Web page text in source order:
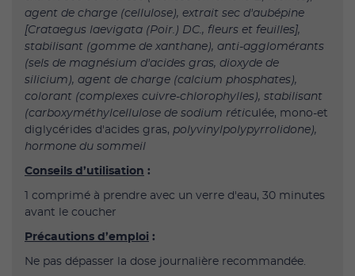
agent de charge (cellulose), extrait sec d'aubépine
[Crataegus laevigata (Poir.) DC., fleurs et feuilles],
stabilisant (gomme de xanthane), anti-agglomérants
(sels de magnésium d'acides gras, dioxyde de
silicium), agent de charge (calcium phosphates),
colorant (complexes cuivre-chlorophylles), stabilisant
(carboxyméthylcellulose de sodium réticulée, mono-et
diglycérides d'acides gras, polyvinylpolypyrrolidone),
hormone du sommeil
Conseils d’utilisation :
1 comprimé à prendre avec un verre d'eau, 30 minutes
avant le coucher
Précautions d’emploi :
Ne pas dépasser la dose journalière recommandée.